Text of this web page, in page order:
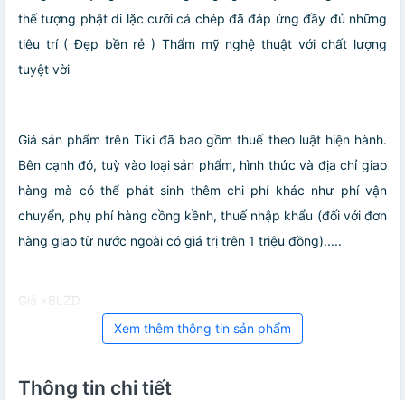
thế tượng phật di lặc cưỡi cá chép đã đáp ứng đầy đủ những
tiêu trí ( Đẹp bền rẻ ) Thẩm mỹ nghệ thuật với chất lượng
tuyệt vời
Giá sản phẩm trên Tiki đã bao gồm thuế theo luật hiện hành.
Bên cạnh đó, tuỳ vào loại sản phẩm, hình thức và địa chỉ giao
hàng mà có thể phát sinh thêm chi phí khác như phí vận
chuyển, phụ phí hàng cồng kềnh, thuế nhập khẩu (đối với đơn
hàng giao từ nước ngoài có giá trị trên 1 triệu đồng).....
Giá xBLZD
Xem thêm thông tin sản phẩm
Thông tin chi tiết